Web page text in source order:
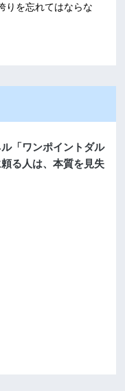
りを忘れてはならな
「ワンポイントダル
る人は、本質を見失